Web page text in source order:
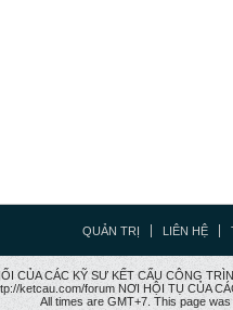
QUẢN TRỊ LIÊN HỆ
CỦA CÁC KỸ SƯ KẾT CẤU CÔNG
ketcau.com/forum NƠI HỘI TỤ CỦA
All times are GMT+7. This page